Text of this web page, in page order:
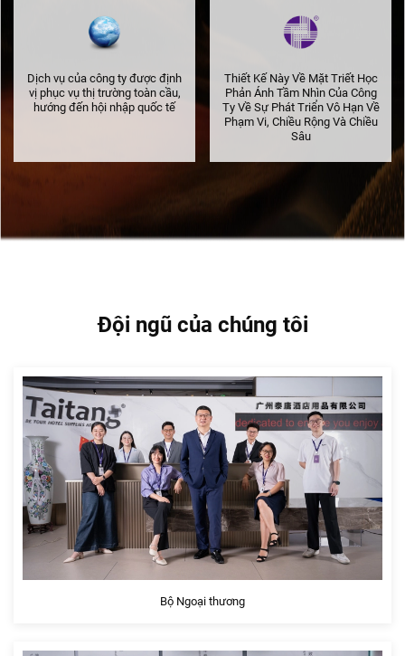
Dịch vụ của công ty được định
vị phục vụ thị trường toàn cầu,
hướng đến hội nhập quốc tế
Thiết Kế Này Về Mặt Triết Học
Phản Ánh Tầm Nhìn Của Công
Ty Về Sự Phát Triển Vô Hạn Về
Phạm Vi, Chiều Rộng Và Chiều
Sâu
Đội ngũ của chúng tôi
Bộ Ngoại thương